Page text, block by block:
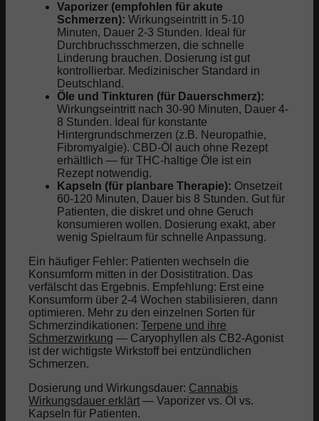
Vaporizer (empfohlen für akute
Schmerzen): Wirkungseintritt in 5-10
Minuten, Dauer 2-3 Stunden. Ideal für
Durchbruchsschmerzen, die schnelle
Linderung brauchen. Dosierung ist gut
kontrollierbar. Medizinischer Standard in
Deutschland.
Öle und Tinkturen (für Dauerschmerz):
Wirkungseintritt nach 30-90 Minuten, Dauer 4-
8 Stunden. Ideal für konstante
Hintergrundschmerzen (z.B. Neuropathie,
Fibromyalgie). CBD-Öl auch ohne Rezept
erhältlich — für THC-haltige Öle ist ein
Rezept notwendig.
Kapseln (für planbare Therapie): Onsetzeit
60-120 Minuten, Dauer bis 8 Stunden. Gut für
Patienten, die diskret und ohne Geruch
konsumieren wollen. Dosierung exakt, aber
wenig Spielraum für schnelle Anpassung.
Ein häufiger Fehler: Patienten wechseln die
Konsumform mitten in der Dosistitration. Das
verfälscht das Ergebnis. Empfehlung: Erst eine
Konsumform über 2-4 Wochen stabilisieren, dann
optimieren. Mehr zu den einzelnen Sorten für
Schmerzindikationen:Terpene und ihre
Schmerzwirkung — Caryophyllen als CB2-Agonist
ist der wichtigste Wirkstoff bei entzündlichen
Schmerzen.
Dosierung und Wirkungsdauer: Cannabis
Wirkungsdauer erklärt — Vaporizer vs. Öl vs.
Kapseln für Patienten.